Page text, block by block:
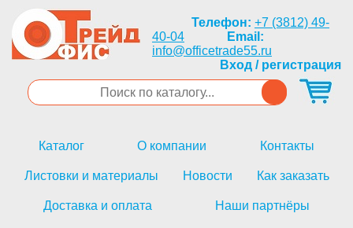
Телефон: +7 (3812) 49-
40-04
Email:
info@officetrade55.ru
Вход / регистрация
Каталог О компании Контакты
Листовки и материалы Новости Как заказать
Доставка и оплата Наши партнёры